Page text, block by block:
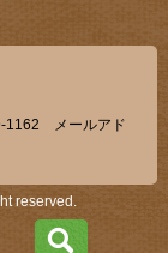
1162 メールアド
reserved.